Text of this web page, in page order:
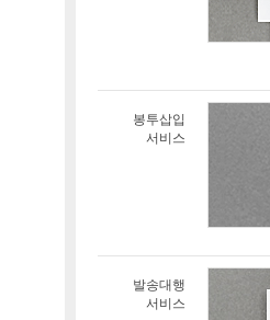
봉투삽입
서비스
발송대행
서비스